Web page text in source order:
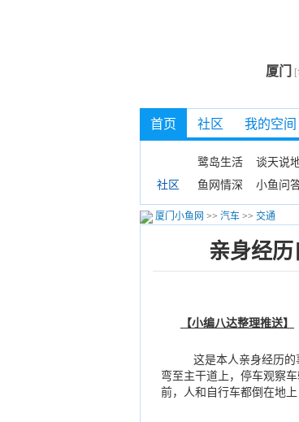
厦门
首页 社区 我的空间
社区
鹭岛生活 谈天说
鱼网情深
小鱼问
厦门小鱼网 >> 汽车 >> 交通
亲身经历
【小编八达整理推送】
这是本人亲身经历的
弯至主干道上，停车观察
前，人和自行车都倒在地